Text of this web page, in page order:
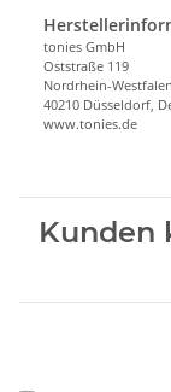
tonies GmbH
Oststraße 119
Nordrhein-Westfalen
40210 Düsseldorf,
www.tonies.de
Kunden